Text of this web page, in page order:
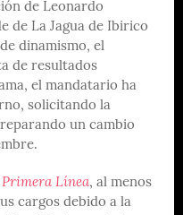
de Leonardo
de La Jagua de Ibirico
dinamismo, el
de resultados
el mandatario ha
solicitando la
un cambio
Primera Línea, al menos
cargos debido a la